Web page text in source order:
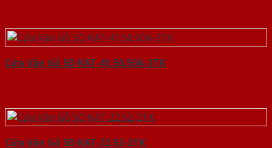
Cửa Vân Gỗ 5D KAT-41.50.50A-3TK
Cửa Vân Gỗ 5D KAT-22.52-2TK